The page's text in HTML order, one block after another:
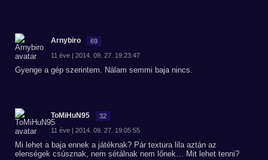
Arnybiro 69
11 éve | 2014. 09. 27. 19:23:47
Gyenge a gép szerintem. Nálam semmi baja nincs.
ToMiHuN95 32
11 éve | 2014. 09. 27. 19:05:55
Mi lehet a baja ennek a játéknak? Pár textura lila aztán az
elenségek csúsznak, nem sétálnak nem lőnek… Mit lehet tenni?